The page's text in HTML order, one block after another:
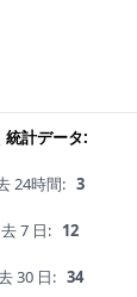
統計データ:
24時間: 3
7 日: 12
30 日: 34